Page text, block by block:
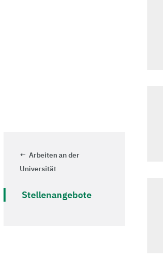
Arbeiten an der
Universität
Stellenangebote